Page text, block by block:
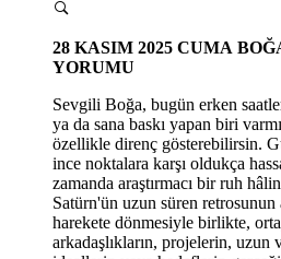
28 KASIM 2025 CUMA
YORUMU
Sevgili Boğa, bugün erken
ya da sana baskı yapan biri
özellikle direnç gösterebilirsin.
ince noktalara karşı oldukça
zamanda araştırmacı bir ruh
Satürn'ün uzun süren retrosunun
harekete dönmesiyle birlikte,
arkadaşlıkların, projelerin, uzun